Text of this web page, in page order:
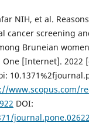
NIH, et al.
cancer screening
Bruneian
One [Internet]. 2022
www.scopus.com/
DOI: